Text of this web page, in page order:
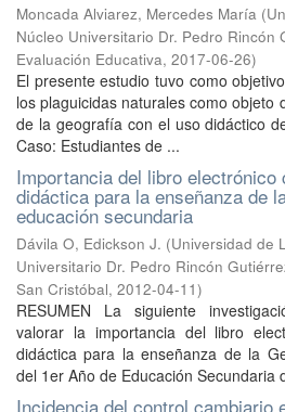
Moncada Alviarez, Mercedes María (
Núcleo Universitario Dr. Pedro Rincón
Evaluación Educativa, 2017-06-26)
El presente estudio tuvo como
los plaguicidas naturales como objeto
de la geografía con el uso didáctico
Caso: Estudiantes de ...
Importancia del libro electrónico
didáctica para la enseñanza de
educación secundaria
Dávila O, Edickson J. (Universidad de
Universitario Dr. Pedro Rincón
San Cristóbal, 2012-04-11)
RESUMEN La siguiente
valorar la importancia del libro
didáctica para la enseñanza de la
del 1er Año de Educación Secundaria
Incidencia del control cambiario